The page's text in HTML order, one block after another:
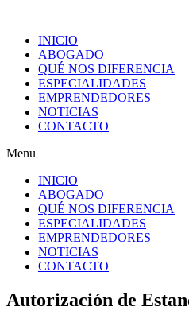
contenidoINICIO
ABOGADO
QUÉ NOS DIFERENCIA
ESPECIALIDADES
EMPRENDEDORES
NOTICIAS
CONTACTO
Menu
INICIO
ABOGADO
QUÉ NOS DIFERENCIA
ESPECIALIDADES
EMPRENDEDORES
NOTICIAS
CONTACTO
Autorización de